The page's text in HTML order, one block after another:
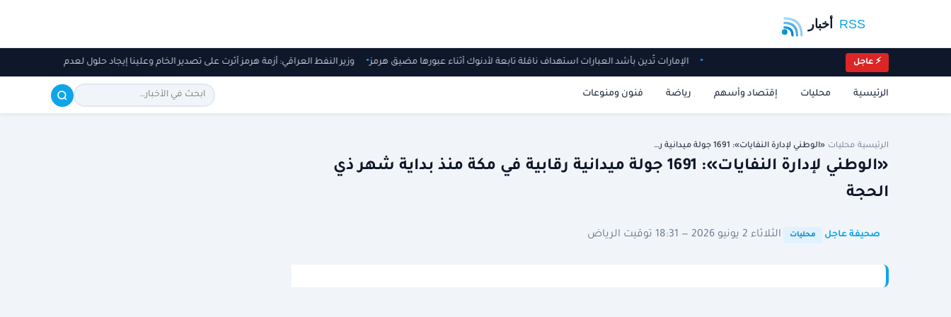
⚡ عاجل الإمارات تُدين بأشد العبارات استهداف ناقلة تابعة لأدنوك أثناء عبورها مضيق هرمز وزير النفط العراقي: أزمة هرمز أثرت على تصدير الخام وعلينا إيجاد حلول لعدم تكرارها
الرئيسية محليات إقتصاد وأسهم رياضة فنون ومنوعات
الرئيسية محليات «الوطني لإدارة النفايات»: 1691 جولة ميدانية ر…
«الوطني لإدارة النفايات»: 1691 جولة ميدانية رقابية في مكة منذ بداية شهر ذي
الحجة
صحيفة عاجل محليات الثلاثاء 2 يونيو 2026 — 18:31 توقيت الرياض